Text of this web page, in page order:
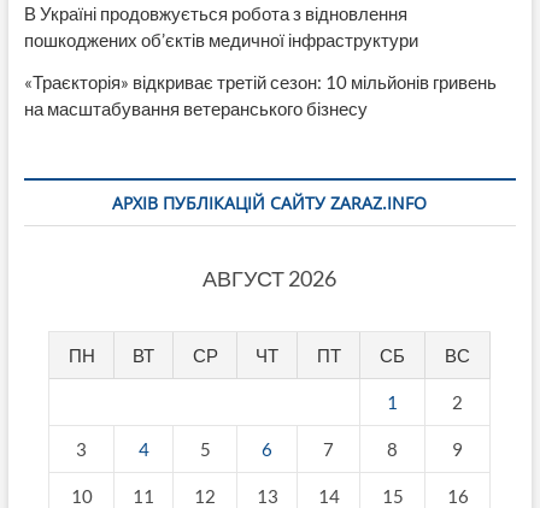
В Україні продовжується робота з відновлення
пошкоджених об’єктів медичної інфраструктури
«Траєкторія» відкриває третій сезон: 10 мільйонів гривень
на масштабування ветеранського бізнесу
АРХІВ ПУБЛІКАЦІЙ САЙТУ ZARAZ.INFO
АВГУСТ 2026
ПН ВТ СР ЧТ ПТ СБ ВС
1 2
3 4 5 6 7 8 9
10 11 12 13 14 15 16